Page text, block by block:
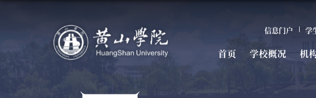
信息门户 学
首页 学校概况 机